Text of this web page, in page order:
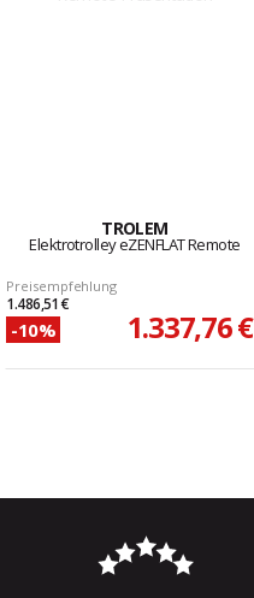
TROLEM
Elektrotrolley eZENFLAT Remote
Preisempfehlung
1.486,51 €
-10% 1.337,76 €